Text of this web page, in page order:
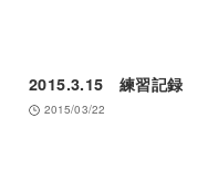
2015.3.15 練習記録
2015/03/22